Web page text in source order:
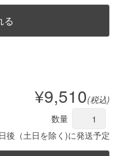
¥9,510(税込)
数量
後（土日を除く)に発送予定